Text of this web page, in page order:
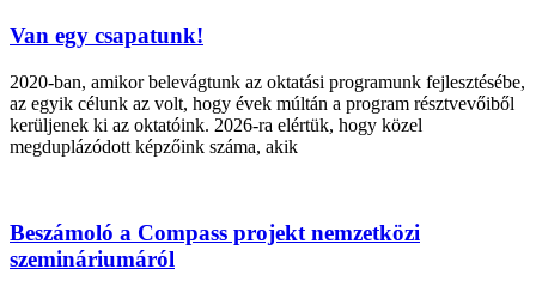
Van egy csapatunk!
2020-ban, amikor belevágtunk az oktatási programunk fejlesztésébe,
az egyik célunk az volt, hogy évek múltán a program résztvevőiből
kerüljenek ki az oktatóink. 2026-ra elértük, hogy közel
megduplázódott képzőink száma, akik
Beszámoló a Compass projekt nemzetközi
szemináriumáról